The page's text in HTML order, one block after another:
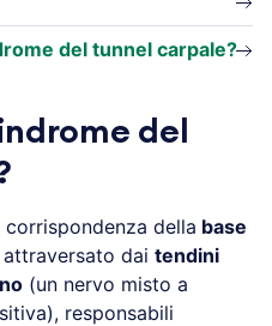
del tunnel carpale?
del
della base
dai tendini
(un nervo misto a
responsabili